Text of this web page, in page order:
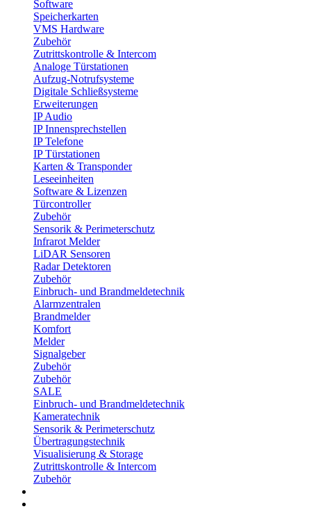
Software
Speicherkarten
VMS Hardware
Zubehör
Zutrittskontrolle & Intercom
Analoge Türstationen
Aufzug-Notrufsysteme
Digitale Schließsysteme
Erweiterungen
IP Audio
IP Innensprechstellen
IP Telefone
IP Türstationen
Karten & Transponder
Leseeinheiten
Software & Lizenzen
Türcontroller
Zubehör
Sensorik & Perimeterschutz
Infrarot Melder
LiDAR Sensoren
Radar Detektoren
Zubehör
Einbruch- und Brandmeldetechnik
Alarmzentralen
Brandmelder
Komfort
Melder
Signalgeber
Zubehör
Zubehör
SALE
Einbruch- und Brandmeldetechnik
Kameratechnik
Sensorik & Perimeterschutz
Übertragungstechnik
Visualisierung & Storage
Zutrittskontrolle & Intercom
Zubehör